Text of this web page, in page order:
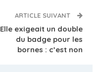
ARTICLE SUIVANT
Elle exigeait un double
du badge pour les
bornes : c’est non